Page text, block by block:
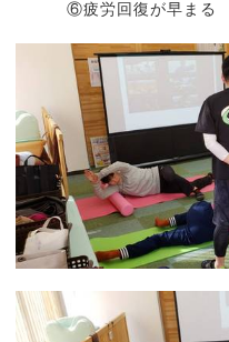
⑥疲労回復が早まる